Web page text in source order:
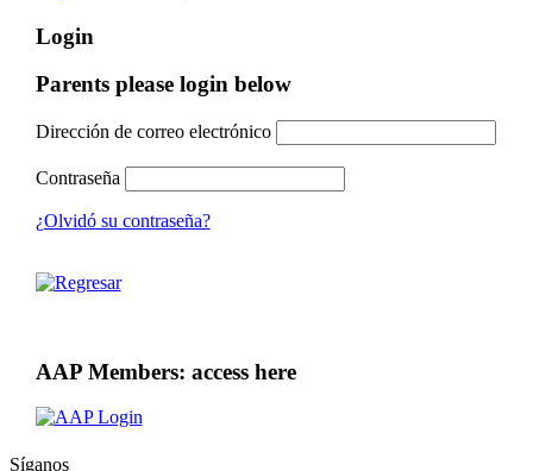
Login
Parents please login below
Dirección de correo electrónico
Contraseña
¿Olvidó su contraseña?
AAP Members: access here
Síganos